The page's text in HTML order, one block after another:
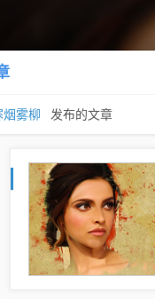
烟雾柳 发布的文章